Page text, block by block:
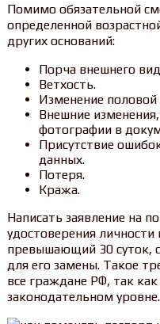
Помимо обязательной
определенной
других оснований:
Порча внешнего
Ветхость.
Изменение
Внешние
фотографии в
Присутствие
данных.
Потеря.
Кража.
Написать заявление на
удостоверения
превышающий 30 суток,
для его замены. Такое
все граждане РФ, так
законодательном уровне.